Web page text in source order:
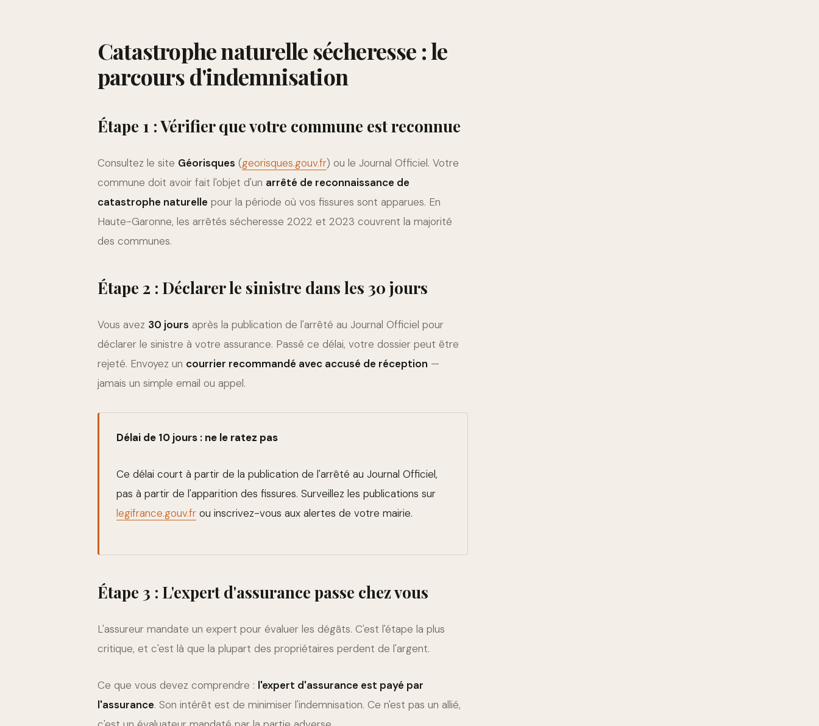
Catastrophe naturelle sécheresse : le
parcours d'indemnisation
Étape 1 : Vérifier que votre commune est reconnue
Consultez le site Géorisques (georisques.gouv.fr) ou le Journal Officiel. Votre
commune doit avoir fait l'objet d'un arrêté de reconnaissance de
catastrophe naturelle pour la période où vos fissures sont apparues. En
Haute-Garonne, les arrêtés sécheresse 2022 et 2023 couvrent la majorité
des communes.
Étape 2 : Déclarer le sinistre dans les 30 jours
Vous avez 30 jours après la publication de l'arrêté au Journal Officiel pour
déclarer le sinistre à votre assurance. Passé ce délai, votre dossier peut être
rejeté. Envoyez un courrier recommandé avec accusé de réception —
jamais un simple email ou appel.
Délai de 10 jours : ne le ratez pas
Ce délai court à partir de la publication de l'arrêté au Journal Officiel,
pas à partir de l'apparition des fissures. Surveillez les publications sur
legifrance.gouv.fr ou inscrivez-vous aux alertes de votre mairie.
Étape 3 : L'expert d'assurance passe chez vous
L'assureur mandate un expert pour évaluer les dégâts. C'est l'étape la plus
critique, et c'est là que la plupart des propriétaires perdent de l'argent.
Ce que vous devez comprendre : l'expert d'assurance est payé par
l'assurance. Son intérêt est de minimiser l'indemnisation. Ce n'est pas un allié,